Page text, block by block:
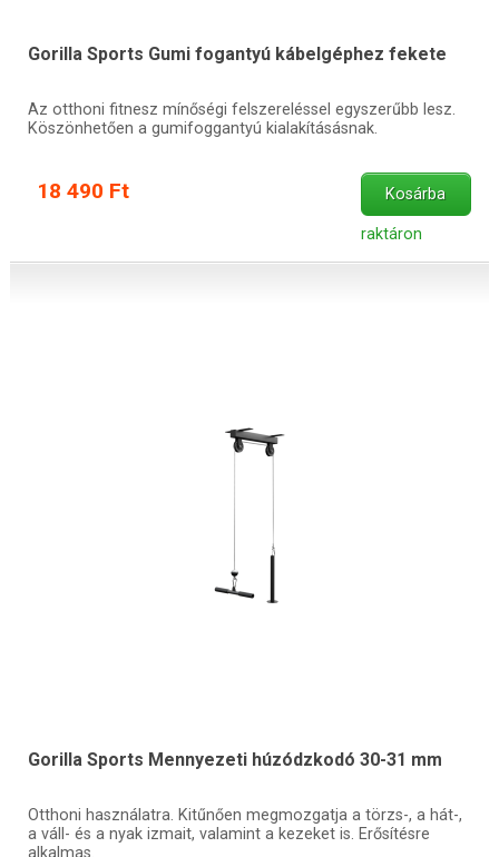
Gorilla Sports Gumi fogantyú kábelgéphez fekete
Az otthoni fitnesz mínőségi felszereléssel egyszerűbb lesz.
Köszönhetően a gumifoggantyú kialakításásnak.
18 490 Ft Kosárba
raktáron
Gorilla Sports Mennyezeti húzódzkodó 30-31 mm
Otthoni használatra. Kitűnően megmozgatja a törzs-, a hát-,
a váll- és a nyak izmait, valamint a kezeket is. Erősítésre
alkalmas.